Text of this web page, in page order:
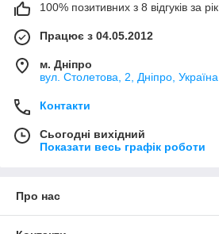
100% позитивних з 8 відгуків за рік
Працює з 04.05.2012
м. Дніпро
вул. Столетова, 2, Дніпро, Україна
Контакти
Сьогодні вихідний
Показати весь графік роботи
Про нас